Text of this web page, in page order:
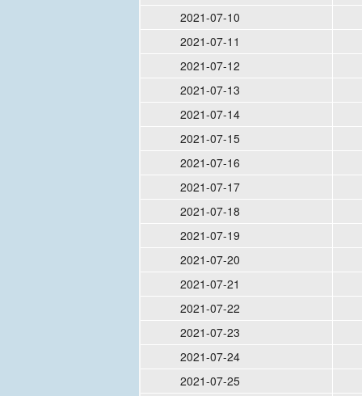
2021-07-10
2021-07-11
2021-07-12
2021-07-13
2021-07-14
2021-07-15
2021-07-16
2021-07-17
2021-07-18
2021-07-19
2021-07-20
2021-07-21
2021-07-22
2021-07-23
2021-07-24
2021-07-25